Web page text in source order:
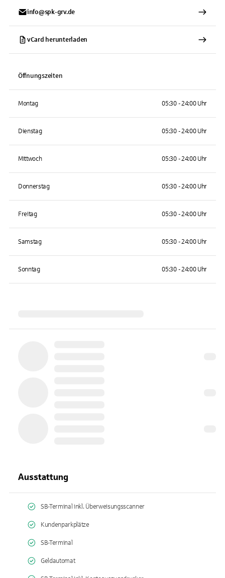
info@spk-grv.de
vCard herunterladen
Öffnungszeiten
Montag 05:30 - 24:00 Uhr
Dienstag 05:30 - 24:00 Uhr
Mittwoch 05:30 - 24:00 Uhr
Donnerstag 05:30 - 24:00 Uhr
Freitag 05:30 - 24:00 Uhr
Samstag 05:30 - 24:00 Uhr
Sonntag 05:30 - 24:00 Uhr
Ausstattung
SB-Terminal inkl. Überweisungsscanner
Kundenparkplätze
SB-Terminal
Geldautomat